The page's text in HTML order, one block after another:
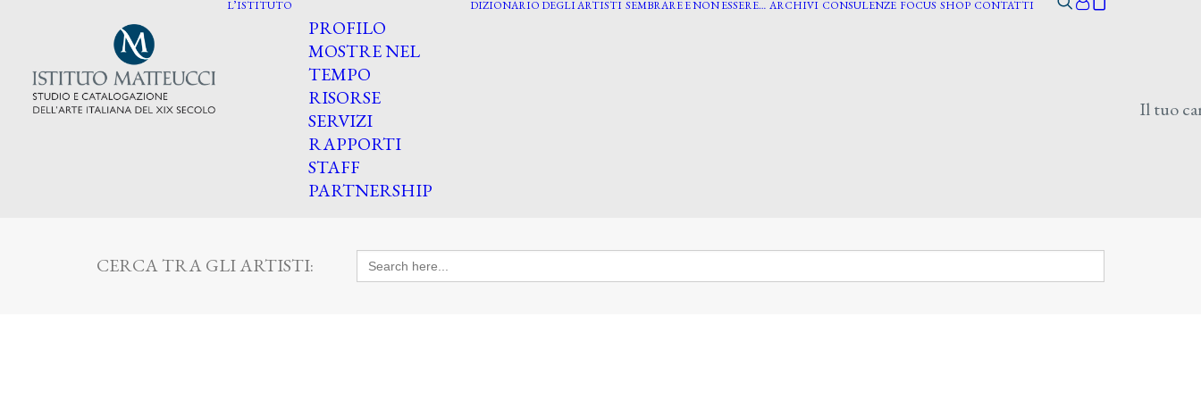
L’ISTITUTO
PROFILO
MOSTRE NEL
TEMPO
RISORSE
SERVIZI
RAPPORTI
STAFF
PARTNERSHIP
DIZIONARIO DEGLI ARTISTI SEMBRARE E NON ESSERE… ARCHIVI CONSULENZE FOCUS SHOP CONTATTI
Il tuo
CERCA TRA GLI ARTISTI: Search
for: